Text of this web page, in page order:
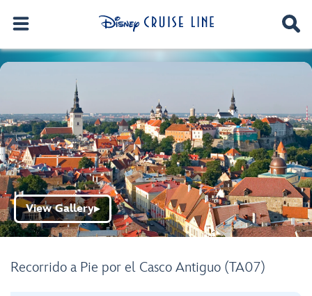
Recorrido a Pie por el Casco Antiguo (TA07)
View Gallery▶